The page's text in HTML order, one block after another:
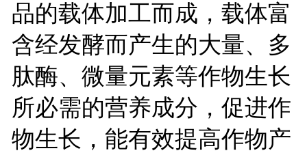
品的载体加工而成，载体富
含经发酵而产生的大量、多
肽酶、微量元素等作物生长
所必需的营养成分，促进作
物生长，能有效提高作物产